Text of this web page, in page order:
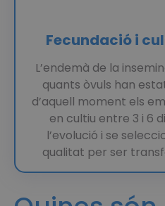
Fecundació i
L’endemà de la
quants òvuls han
d’aquell moment els
en cultiu entre 3 i 6
l’evolució i se
qualitat per ser